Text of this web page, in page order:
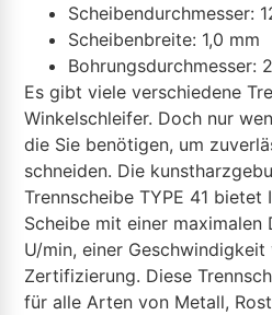
Scheibendurchmesser:
Scheibenbreite: 1,0 mm
Bohrungsdurchmesser:
Es gibt viele verschiedene
Winkelschleifer. Doch nur
die Sie benötigen, um
schneiden. Die
Trennscheibe TYPE 41 bietet
Scheibe mit einer maximalen
U/min, einer
Zertifizierung. Diese
für alle Arten von Metall,